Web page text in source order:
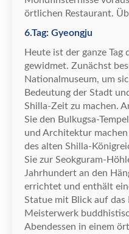
örtlichen Restaurant. Ü
6.Tag: Gyeongju
Heute ist der ganze Tag
gewidmet. Zunächst
Nationalmuseum, um
Bedeutung der Stadt
Shilla-Zeit zu machen.
Sie den Bulkugsa-
und Architektur machen
des alten Shilla-Kö
Sie zur Seokguram-Hö
Jahrhundert an den Hä
errichtet und enthä lt
Statue mit Blick auf das
Meisterwerk
Abendessen in einem ö